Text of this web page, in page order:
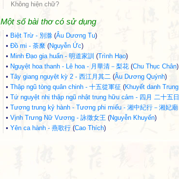
Không hiện chữ?
Một số bài thơ có sử dụng
• Biệt Trừ - 別滁 (Âu Dương Tu)
• Đồ mi - 荼縻 (Nguyễn Ức)
• Minh Đạo gia huấn - 明道家訓 (Trình Hạo)
• Nguyệt hoa thanh - Lê hoa - 月華清－梨花 (Chu Thục Chân)
• Tây giang nguyệt kỳ 2 - 西江月其二 (Âu Dương Quýnh)
• Thập ngũ tòng quân chinh - 十五從軍征 (Khuyết danh
• Tứ nguyệt nhị thập ngũ nhật trung hữu cảm - 四月 二十五
• Tương trung kỷ hành - Tương phi miếu - 湘中紀行－湘妃廟
• Vịnh Trưng Nữ Vương - 詠徵女王 (Nguyễn Khuyến)
• Yên ca hành - 燕歌行 (Cao Thích)